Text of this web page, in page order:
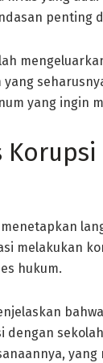
penting
yang
yang ingin
melakukan
hukum.
dengan